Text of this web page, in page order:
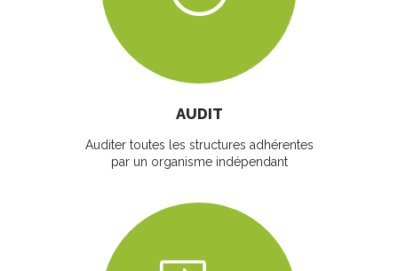
AUDIT
Auditer toutes les structures adhérentes
par un organisme indépendant